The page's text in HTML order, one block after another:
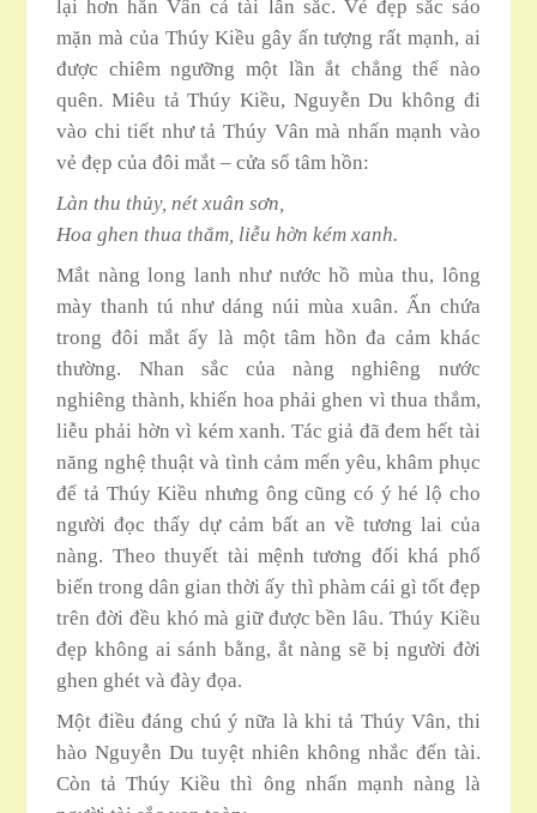
lại hơn hẳn Vân cả tài lẫn sắc. Vẻ đẹp sắc sảo
mặn mà của Thúy Kiều gây ấn tượng rất mạnh, ai
được chiêm ngưỡng một lần ắt chẳng thể nào
quên. Miêu tả Thúy Kiều, Nguyễn Du không đi
vào chi tiết như tả Thúy Vân mà nhấn mạnh vào
vẻ đẹp của đôi mắt – cửa sổ tâm hồn:
Làn thu thủy, nét xuân sơn,
Hoa ghen thua thắm, liễu hờn kém xanh.
Mắt nàng long lanh như nước hồ mùa thu, lông
mày thanh tú như dáng núi mùa xuân. Ẩn chứa
trong đôi mắt ấy là một tâm hồn đa cảm khác
thường. Nhan sắc của nàng nghiêng nước
nghiêng thành, khiến hoa phải ghen vì thua thắm,
liễu phải hờn vì kém xanh. Tác giả đã đem hết tài
năng nghệ thuật và tình cảm mến yêu, khâm phục
để tả Thúy Kiều nhưng ông cũng có ý hé lộ cho
người đọc thấy dự cảm bất an về tương lai của
nàng. Theo thuyết tài mệnh tương đối khá phổ
biến trong dân gian thời ấy thì phàm cái gì tốt đẹp
trên đời đều khó mà giữ được bền lâu. Thúy Kiều
đẹp không ai sánh bằng, ắt nàng sẽ bị người đời
ghen ghét và đày đọa.
Một điều đáng chú ý nữa là khi tả Thúy Vân, thi
hào Nguyễn Du tuyệt nhiên không nhắc đến tài.
Còn tả Thúy Kiều thì ông nhấn mạnh nàng là